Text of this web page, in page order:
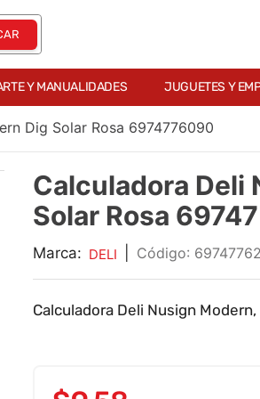
Y MANUALIDADES JUGUETES Y
Dig Solar Rosa 6974776090
Calculadora Deli
Solar Rosa
Marca: DELI :
Calculadora Deli Nusign